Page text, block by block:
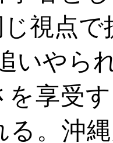
視点
いやら
享受
る。沖